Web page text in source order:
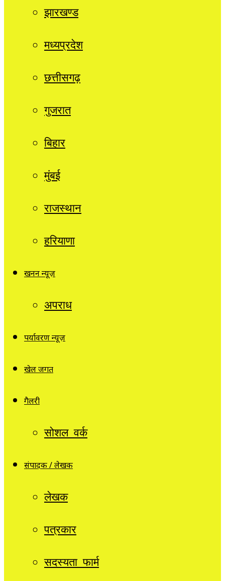
झारखण्ड
मध्यप्रदेश
छत्तीसगढ़
गुजरात
बिहार
मुंबई
राजस्थान
हरियाणा
खनन न्यूज़
अपराध
पर्यावरण न्यूज़
खेल जगत
गैलरी
सोशल वर्क
संपादक / लेखक
लेखक
पत्रकार
सदस्यता फार्म